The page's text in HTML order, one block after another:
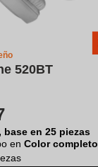
520BT
base en 25 piezas
en Color completo